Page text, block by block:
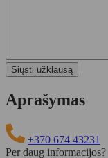
Aprašymas
+370 674 43231
Per daug informacijos?